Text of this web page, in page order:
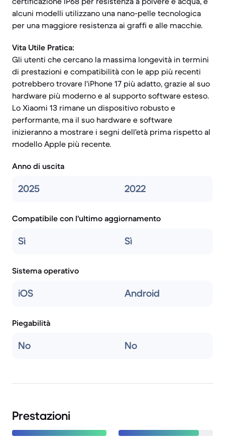
alcuni modelli utilizzano una nano-pelle tecnologica
per una maggiore resistenza ai graffi e alle macchie.
Vita Utile Pratica:
Gli utenti che cercano la massima longevità in termini
di prestazioni e compatibilità con le app più recenti
potrebbero trovare l'iPhone 17 più adatto, grazie al suo
hardware più moderno e al supporto software esteso.
Lo Xiaomi 13 rimane un dispositivo robusto e
performante, ma il suo hardware e software
inizieranno a mostrare i segni dell'età prima rispetto al
modello Apple più recente.
Anno di uscita
2025 2022
Compatibile con l'ultimo aggiornamento
Sì Sì
Sistema operativo
iOS Android
Piegabilità
No No
Prestazioni